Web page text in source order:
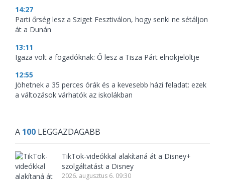
14:27
Parti őrség lesz a Sziget Fesztiválon, hogy senki ne sétáljon
át a Dunán
13:11
Igaza volt a fogadóknak: Ő lesz a Tisza Párt elnökjelöltje
12:55
Jöhetnek a 35 perces órák és a kevesebb házi feladat: ezek
a változások várhatók az iskolákban
A 100 LEGGAZDAGABB
TikTok-videókkal alakítaná át a Disney+
szolgáltatást a Disney
2026. augusztus 6. 09:30